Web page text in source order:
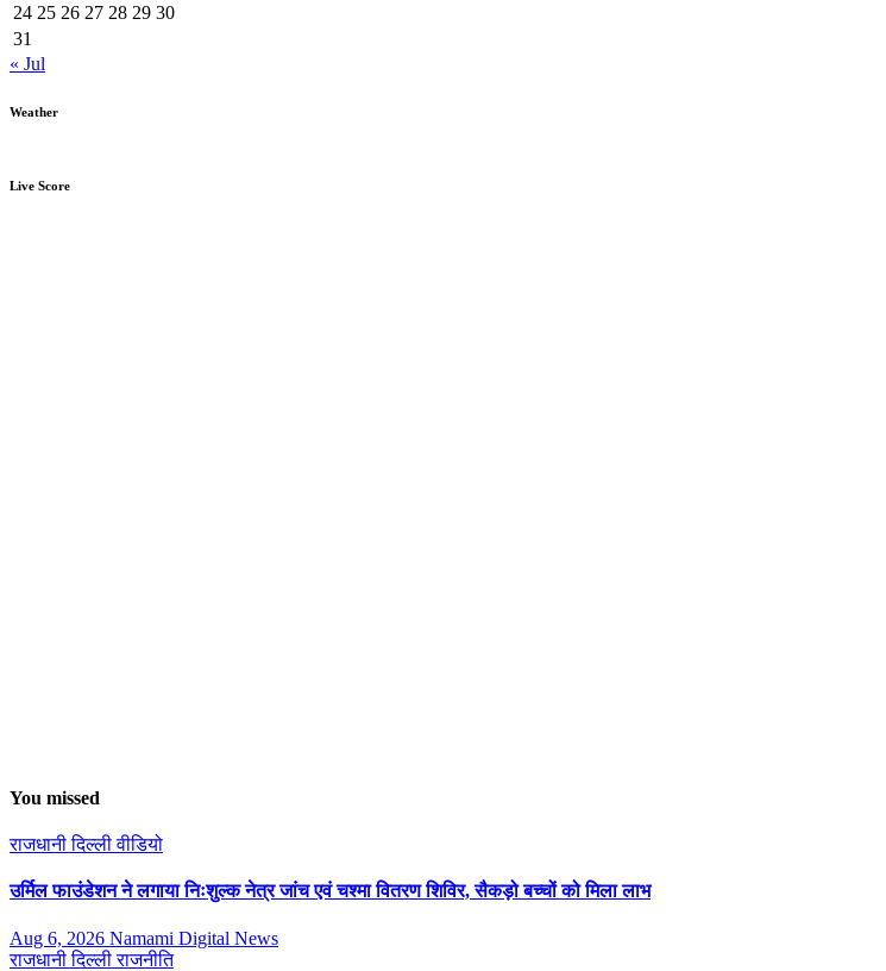
24 25 26 27 28 29 30
31
« Jul
Weather
Live Score
You missed
राजधानी दिल्लीवीडियो
उर्मिल फाउंडेशन ने लगाया निःशुल्क नेत्र जांच एवं चश्मा वितरण शिविर, सैकड़ो बच्चों को मिला लाभ
Aug 6, 2026 Namami Digital News
राजधानी दिल्लीराजनीति